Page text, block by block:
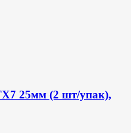
25мм (2 шт/упак),